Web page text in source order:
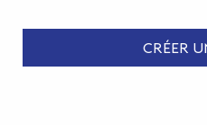
CRÉER